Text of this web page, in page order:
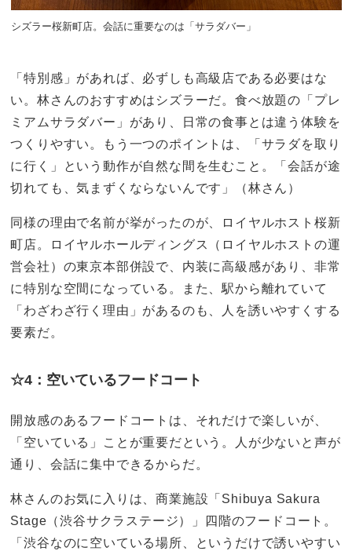
シズラー桜新町店。会話に重要なのは「サラダバー」
「特別感」があれば、必ずしも高級店である必要はな
い。林さんのおすすめはシズラーだ。食べ放題の「プレ
ミアムサラダバー」があり、日常の食事とは違う体験を
つくりやすい。もう一つのポイントは、「サラダを取り
に行く」という動作が自然な間を生むこと。「会話が途
切れても、気まずくならないんです」（林さん）
同様の理由で名前が挙がったのが、ロイヤルホスト桜新
町店。ロイヤルホールディングス（ロイヤルホストの運
営会社）の東京本部併設で、内装に高級感があり、非常
に特別な空間になっている。また、駅から離れていて
「わざわざ行く理由」があるのも、人を誘いやすくする
要素だ。
☆4：空いているフードコート
開放感のあるフードコートは、それだけで楽しいが、
「空いている」ことが重要だという。人が少ないと声が
通り、会話に集中できるからだ。
林さんのお気に入りは、商業施設「Shibuya Sakura
Stage（渋谷サクラステージ）」四階のフードコート。
「渋谷なのに空いている場所、というだけで誘いやすい